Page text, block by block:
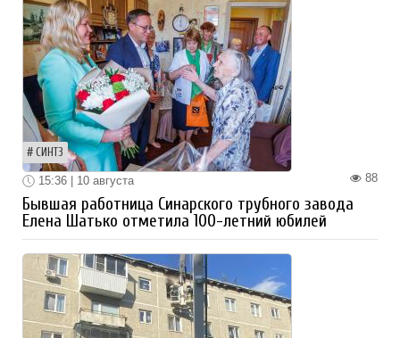
СИНТЗ
88
15:36 | 10 августа
Бывшая работница Синарского трубного завода
Елена Шатько отметила 100-летний юбилей